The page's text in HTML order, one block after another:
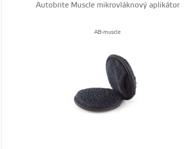
Autobrite Muscle mikrovláknový aplikátor
AB-muscle